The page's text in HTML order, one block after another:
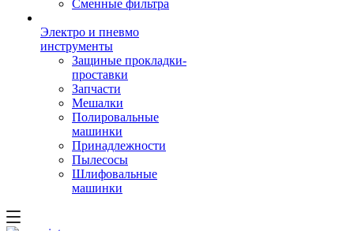
Сменные фильтра
Электро и пневмо
инструменты
Защиные прокладки-
проставки
Запчасти
Мешалки
Полировальные
машинки
Принадлежности
Пылесосы
Шлифовальные
машинки